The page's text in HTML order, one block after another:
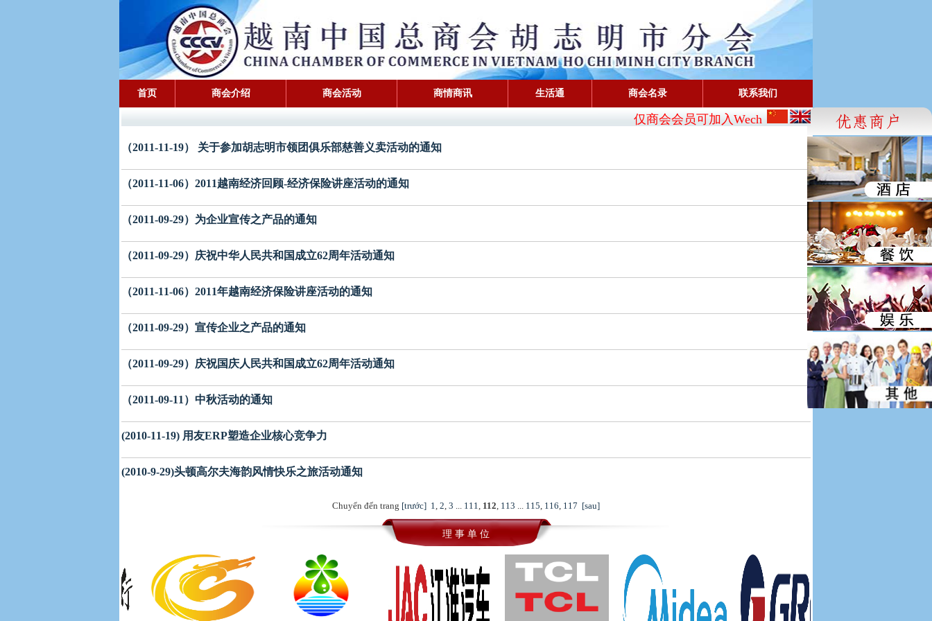
首页 商会介绍 商会活动 商情商讯 生活通 商会名录 联系我们
仅商会会员可加入Wechat:CBA_SG - FaceBook:
（2011-11-19） 关于参加胡志明市领团俱乐部慈善义卖活动的通知
（2011-11-06）2011越南经济回顾-经济保险讲座活动的通知
（2011-09-29）为企业宣传之产品的通知
（2011-09-29）庆祝中华人民共和国成立62周年活动通知
（2011-11-06）2011年越南经济保险讲座活动的通知
（2011-09-29）宣传企业之产品的通知
（2011-09-29）庆祝国庆人民共和国成立62周年活动通知
（2011-09-11）中秋活动的通知
(2010-11-19) 用友ERP塑造企业核心竞争力
(2010-9-29)头顿高尔夫海韵风情快乐之旅活动通知
Chuyển đến trang [trước] 1, 2, 3 ... 111, 112, 113 ... 115, 116, 117 [sau]
理 事 单 位